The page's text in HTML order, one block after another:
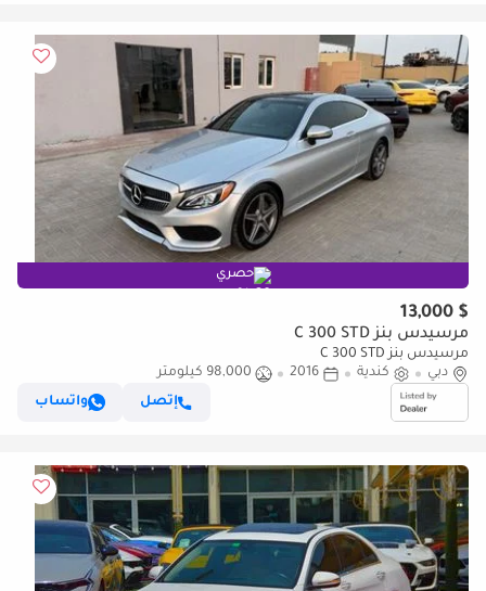
حصري
$ 13,000
مرسيدس بنز C 300 STD
مرسيدس بنز C 300 STD
دبي
كندية 2016
98,000 كيلومتر
إتصل
واتساب